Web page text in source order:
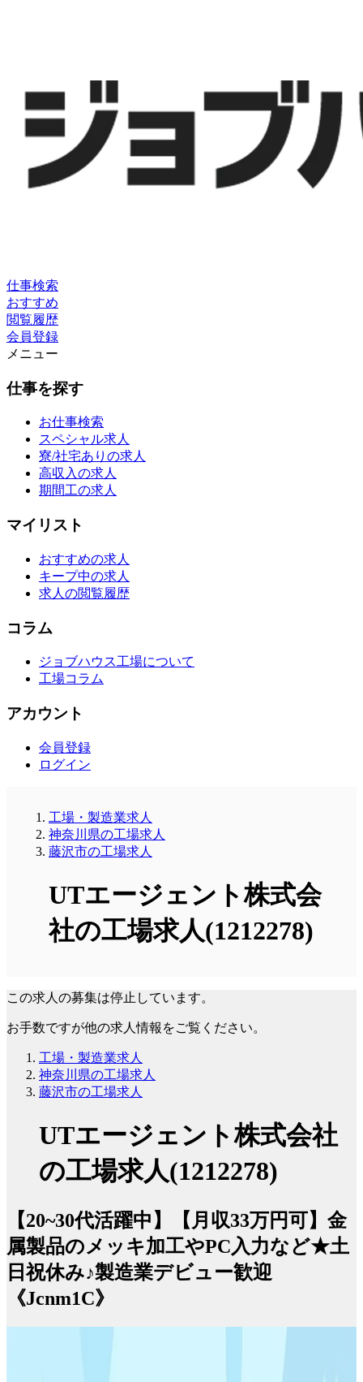
仕事検索
おすすめ
閲覧履歴
会員登録
メニュー
仕事を探す
お仕事検索
スペシャル求人
寮/社宅ありの求人
高収入の求人
期間工の求人
マイリスト
おすすめの求人
キープ中の求人
求人の閲覧履歴
コラム
ジョブハウス工場について
工場コラム
アカウント
会員登録
ログイン
工場・製造業求人
神奈川県の工場求人
藤沢市の工場求人
UTエージェント株式会
社の工場求人(1212278)
この求人の募集は停止しています。
お手数ですが他の求人情報をご覧ください。
工場・製造業求人
神奈川県の工場求人
藤沢市の工場求人
UTエージェント株式会社
の工場求人(1212278)
【20~30代活躍中】【月収33万円可】金
属製品のメッキ加工やPC入力など★土
日祝休み♪製造業デビュー歓迎
《Jcnm1C》